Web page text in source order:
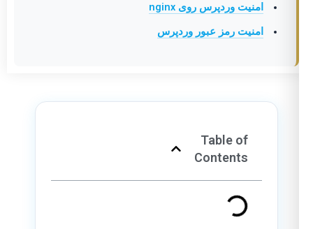
امنیت وردپرس روی nginx
امنیت رمز عبور وردپرس
Table of
Contents